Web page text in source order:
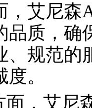
，艾尼森
品质，确
、规范的
。
面，艾尼